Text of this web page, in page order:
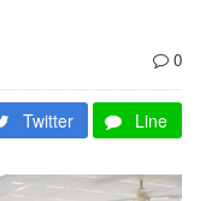
0
Twitter Line